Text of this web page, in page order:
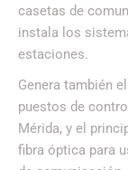
casetas de
instala los
estaciones.
Genera también
puestos de
Mérida, y el
fibra óptica para